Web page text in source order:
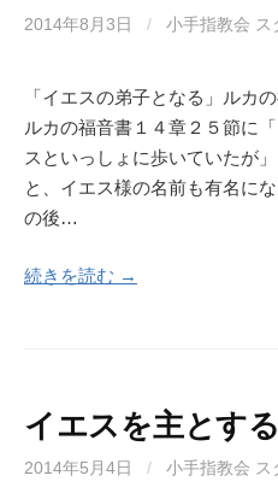
2014年8月3日 / 小手指教会 ス
「イエスの弟子となる」ルカ
ルカの福音書１４章２５節に
スといっしょに歩いていたが
と、イエス様の名前も有名に
の後…
続きを読む →
イエスを主とする
2014年5月4日 / 小手指教会 ス